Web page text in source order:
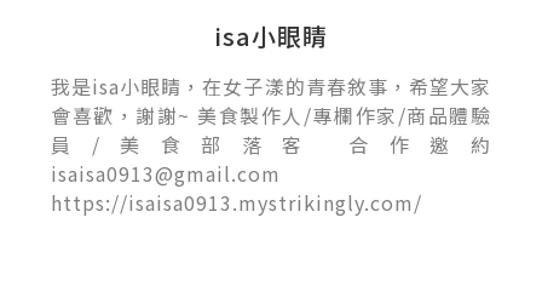
isa小眼睛
我是isa小眼睛，在女子漾的青春敘事，希望大家
會喜歡，謝謝~ 美食製作人/專欄作家/商品體驗
員/美食部落客 合作邀約
isaisa0913@gmail.com
https://isaisa0913.mystrikingly.com/